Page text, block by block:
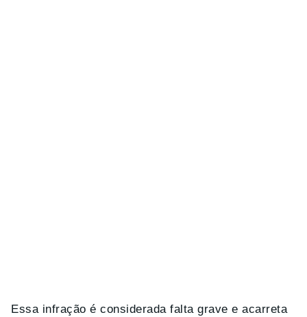
Essa infração é considerada falta grave e acarreta